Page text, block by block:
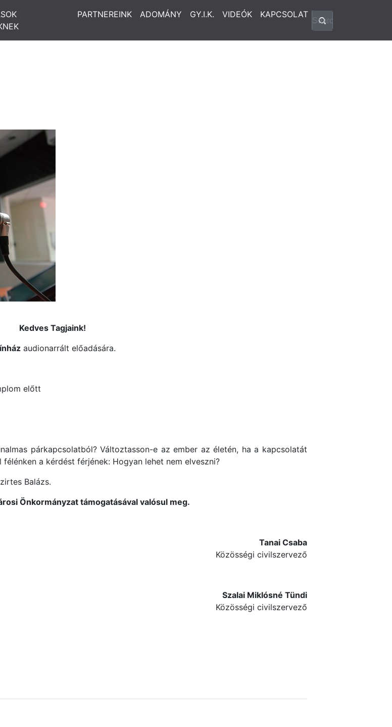
PARTNEREINK ADOMÁNY GY.I.K. VIDEÓK KAPCSOLAT
Kedves Tagjaink!
audionarrált előadására.
előtt
párkapcsolatból? Változtasson-e az ember az életén, ha a kapcsolatát
a kérdést férjének: Hogyan lehet nem elveszni?
Balázs.
Önkormányzat támogatásával valósul meg.
Tanai Csaba
Közösségi civilszervező
Szalai Miklósné Tündi
Közösségi civilszervező